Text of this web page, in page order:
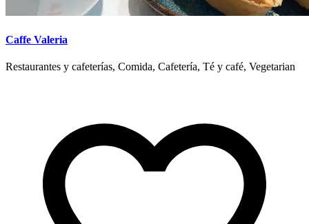
Caffe Valeria
Restaurantes y cafeterías, Comida, Cafetería, Té y café, Vegetarian